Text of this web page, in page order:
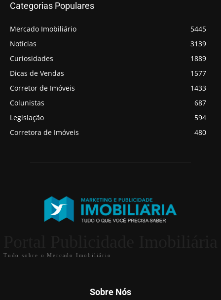
Categorias Populares
Mercado Imobiliário
5445
Notícias
3139
Curiosidades
1889
Dicas de Vendas
1577
Corretor de Imóveis
1433
Colunistas
687
Legislação
594
Corretora de Imóveis
480
Tudo sobre o Mercado Imobiliário
Sobre Nós